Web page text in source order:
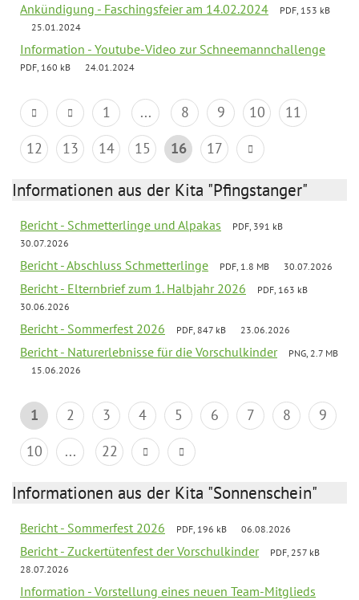
Ankündigung - Faschingsfeier am 14.02.2024
PDF, 153 kB
25.01.2024
Information - Youtube-Video zur Schneemannchallenge
PDF, 160 kB 24.01.2024
1 ... 8 9 10
11
12
13 14 15 16 17
Informationen aus der Kita "Pfingstanger"
Bericht - Schmetterlinge und Alpakas
PDF, 391 kB
30.07.2026
Bericht - Abschluss Schmetterlinge PDF, 1.8 MB 30.07.2026
Bericht - Elternbrief zum 1. Halbjahr 2026
PDF, 163 kB
30.06.2026
Bericht - Sommerfest 2026 PDF, 847 kB 23.06.2026
Bericht - Naturerlebnisse für die Vorschulkinder
PNG, 2.7 MB
15.06.2026
1 2 3 4 5 6 7 8
9
10
... 22
Informationen aus der Kita "Sonnenschein"
Bericht - Sommerfest 2026 PDF, 196 kB 06.08.2026
Bericht - Zuckertütenfest der Vorschulkinder
PDF, 257 kB
28.07.2026
Information - Vorstellung eines neuen Team-Mitglieds